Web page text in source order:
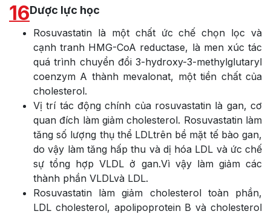
16Dược lực học
Rosuvastatin là một chất ức chế chọn lọc và
cạnh tranh HMG-CoA reductase, là men xúc tác
quá trình chuyển đổi 3-hydroxy-3-methylglutaryl
coenzym A thành mevalonat, một tiền chất của
cholesterol.
Vị trí tác động chính của rosuvastatin là gan, cơ
quan đích làm giảm cholesterol. Rosuvastatin làm
tăng số lượng thụ thể LDLtrên bề mặt tế bào gan,
do vậy làm tăng hấp thu và dị hóa LDL và ức chế
sự tổng hợp VLDL ở gan.Vì vậy làm giảm các
thành phần VLDLvà LDL.
Rosuvastatin làm giảm cholesterol toàn phần,
LDL cholesterol, apolipoprotein B và cholesterol